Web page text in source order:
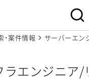
･案件情報 サーバーエン
エンジニア